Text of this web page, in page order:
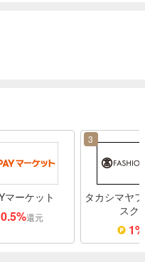
マーケット
0.5%還元
3
タカシマヤ
スク
1%